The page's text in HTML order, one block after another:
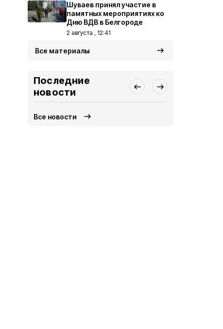
Шуваев принял участие в
памятных мероприятиях ко
Дню ВДВ в Белгороде
2 августа , 12:41
Все материалы
Последние
новости
Все новости